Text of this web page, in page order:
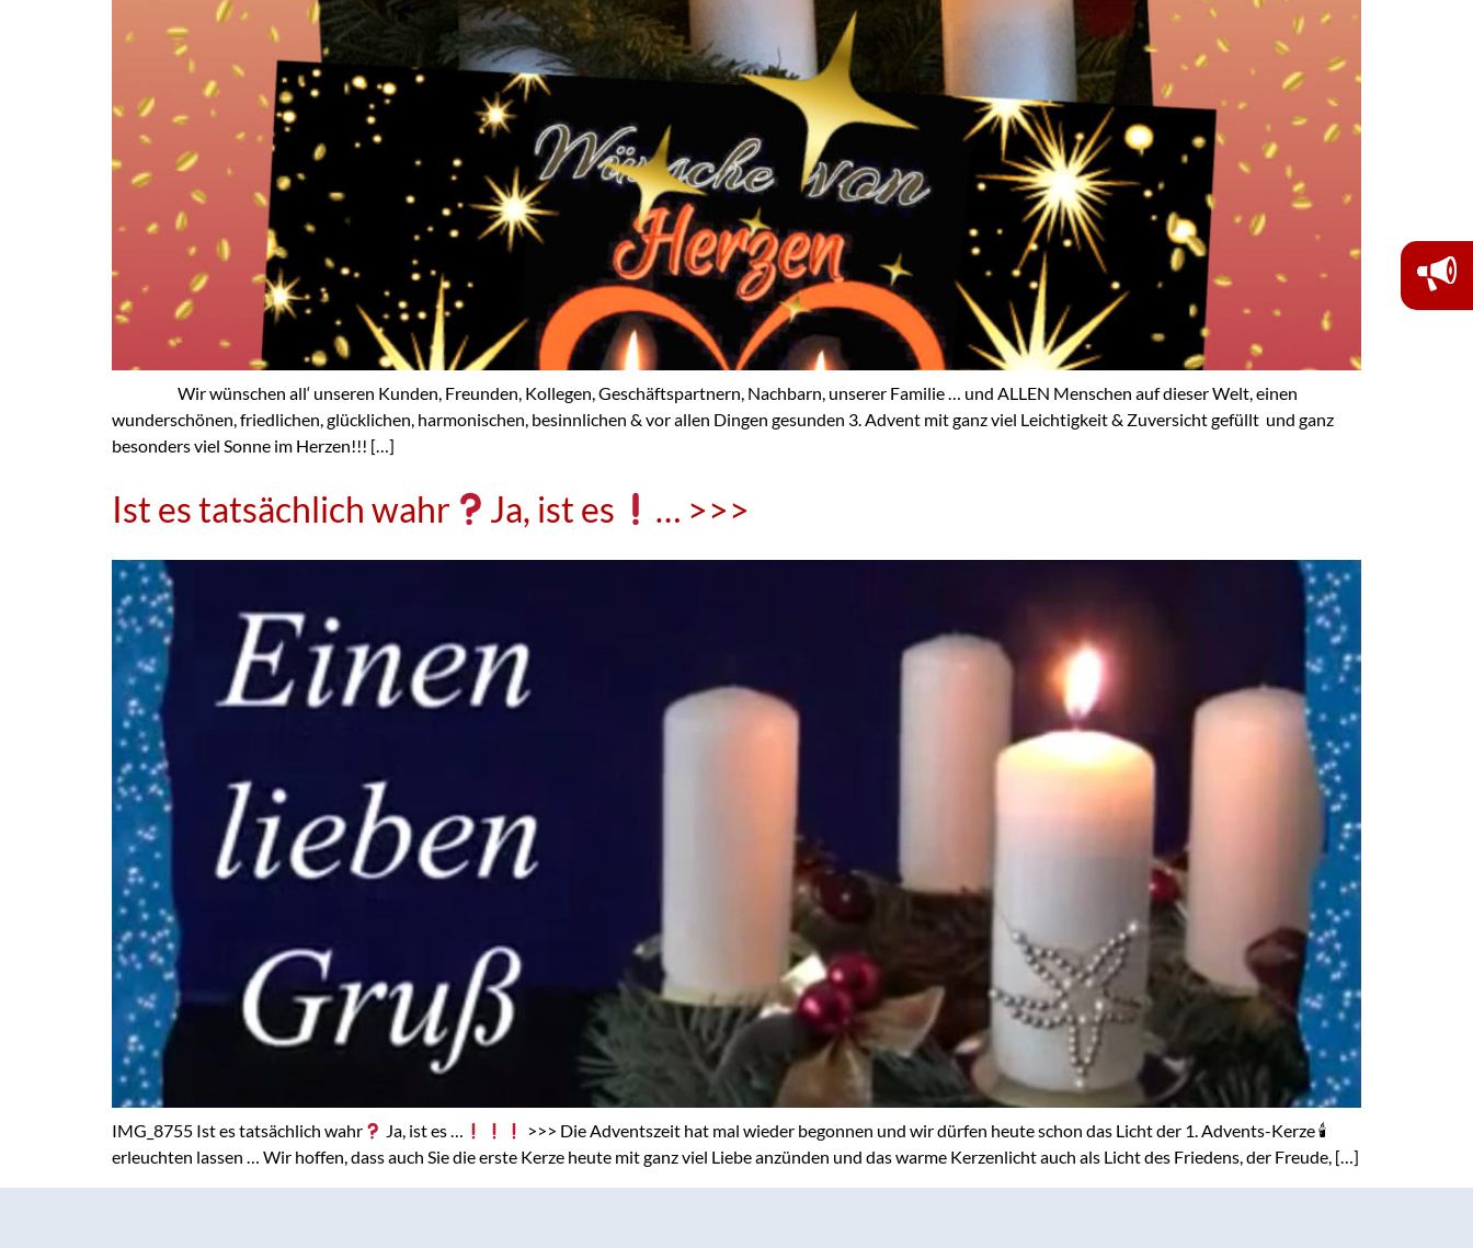
Wir wünschen all‘ unseren Kunden, Freunden, Kollegen, Geschäftspartnern, Nachbarn, unserer Familie … und ALLEN Menschen auf dieser Welt, einen
wunderschönen, friedlichen, glücklichen, harmonischen, besinnlichen & vor allen Dingen gesunden 3. Advent mit ganz viel Leichtigkeit & Zuversicht gefüllt und ganz
besonders viel Sonne im Herzen!!! […]
Ist es tatsächlich wahr Ja, ist es … >>>
IMG_8755 Ist es tatsächlich wahr Ja, ist es …
>>> Die Adventszeit hat mal wieder begonnen und wir dürfen heute schon das Licht der 1. Advents-Kerze 🕯
erleuchten lassen … Wir hoffen, dass auch Sie die erste Kerze heute mit ganz viel Liebe anzünden und das warme Kerzenlicht auch als Licht des Friedens, der Freude, […]